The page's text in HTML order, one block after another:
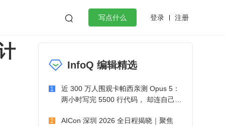
 写点什么 登录 注册
工作
微服务架构 flutter
InfoQ 编辑精选
1
近 300 万人围观卡帕西亲测 Opus 5：
两小时写完 5500 行代码， 却连自己写
2
AICon 深圳 2026 全日程揭晓｜聚焦